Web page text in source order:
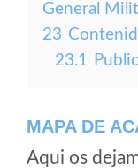
General
23
23.1
MAPA DE
Aqui os